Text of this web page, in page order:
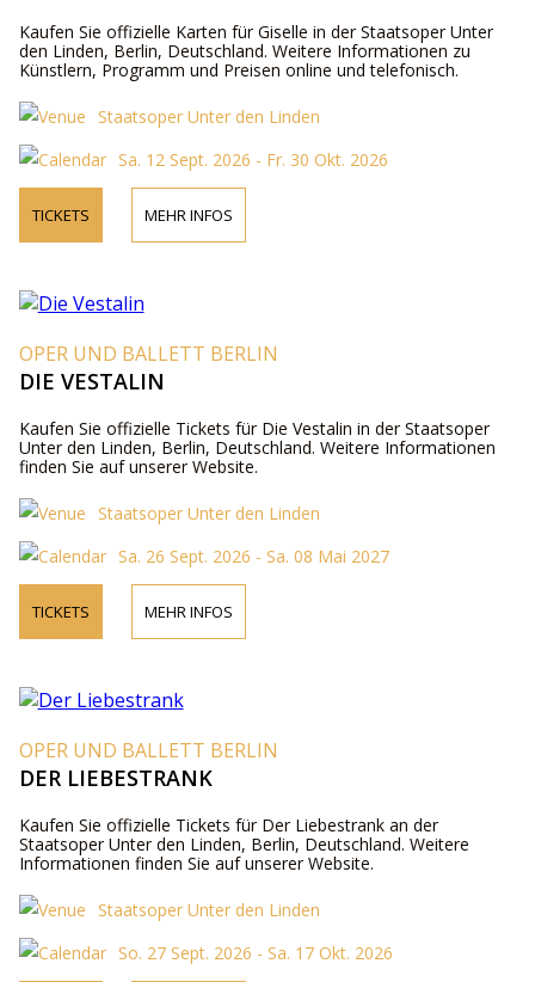
Kaufen Sie offizielle Karten für Giselle in der Staatsoper Unter
den Linden, Berlin, Deutschland. Weitere Informationen zu
Künstlern, Programm und Preisen online und telefonisch.
Staatsoper Unter den Linden
Sa. 12 Sept. 2026 - Fr. 30 Okt. 2026
TICKETS MEHR INFOS
OPER UND BALLETT BERLIN
DIE VESTALIN
Kaufen Sie offizielle Tickets für Die Vestalin in der Staatsoper
Unter den Linden, Berlin, Deutschland. Weitere Informationen
finden Sie auf unserer Website.
Staatsoper Unter den Linden
Sa. 26 Sept. 2026 - Sa. 08 Mai 2027
TICKETS MEHR INFOS
OPER UND BALLETT BERLIN
DER LIEBESTRANK
Kaufen Sie offizielle Tickets für Der Liebestrank an der
Staatsoper Unter den Linden, Berlin, Deutschland. Weitere
Informationen finden Sie auf unserer Website.
Staatsoper Unter den Linden
So. 27 Sept. 2026 - Sa. 17 Okt. 2026